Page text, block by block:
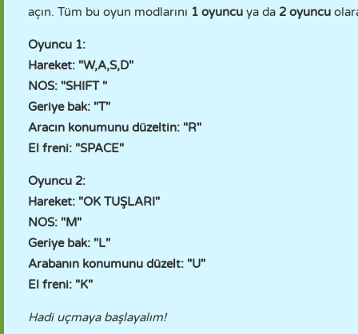
açın. Tüm bu oyun modlarını 1 oyuncu ya da 2 oyuncu
Oyuncu 1:
Hareket: "W,A,S,D"
NOS: "SHIFT "
Geriye bak: "T"
Aracın konumunu düzeltin: "R"
El freni: "SPACE"
Oyuncu 2:
Hareket: "OK TUŞLARI"
NOS: "M"
Geriye bak: "L"
Arabanın konumunu düzelt: "U"
El freni: "K"
Hadi uçmaya başlayalım!